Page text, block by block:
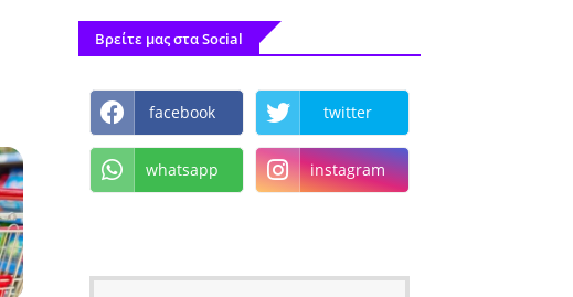
Βρείτε μας στα Social
facebook twitter
whatsapp instagram